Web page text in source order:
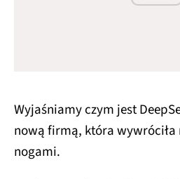
Wyjaśniamy czym jest
nową firmą, która wywróciła
nogami.